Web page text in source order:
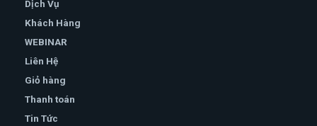
Dịch Vụ
Khách Hàng
WEBINAR
Liên Hệ
Giỏ hàng
Thanh toán
Tin Tức